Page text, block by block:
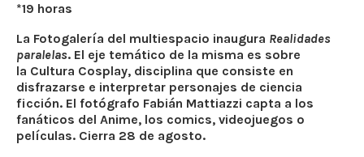
*19 horas
La Fotogalería del multiespacio inaugura Realidades
paralelas. El eje temático de la misma es sobre
la Cultura Cosplay, disciplina que consiste en
disfrazarse e interpretar personajes de ciencia
ficción. El fotógrafo Fabián Mattiazzi capta a los
fanáticos del Anime, los comics, videojuegos o
películas. Cierra 28 de agosto.